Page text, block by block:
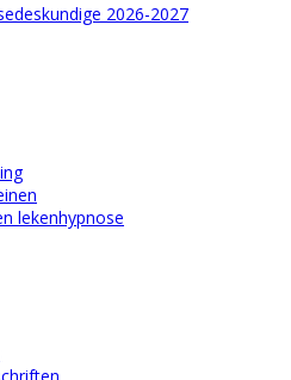
2026-2027
lekenhypnose